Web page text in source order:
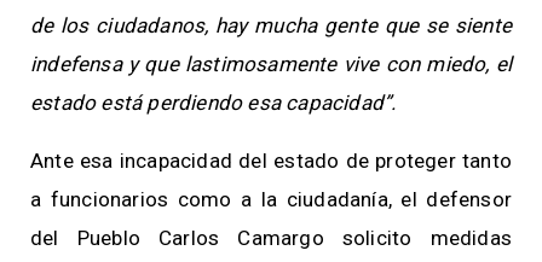
de los ciudadanos, hay mucha gente que se siente
indefensa y que lastimosamente vive con miedo, el
estado está perdiendo esa capacidad”.
Ante esa incapacidad del estado de proteger tanto
a funcionarios como a la ciudadanía, el defensor
del Pueblo Carlos Camargo solicito medidas